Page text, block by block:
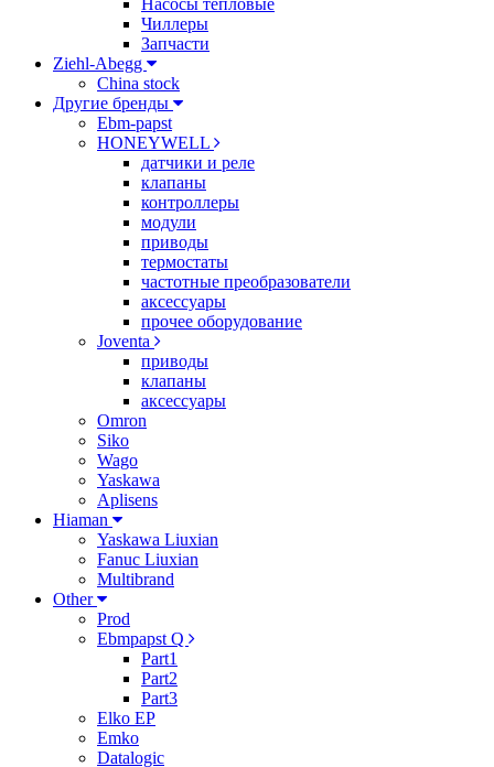
Насосы тепловые
Чиллеры
Запчасти
Ziehl-Abegg
China stock
Другие бренды
Ebm-papst
HONEYWELL
датчики и реле
клапаны
контроллеры
модули
приводы
термостаты
частотные преобразователи
аксессуары
прочее оборудование
Joventa
приводы
клапаны
аксессуары
Omron
Siko
Wago
Yaskawa
Aplisens
Hiaman
Yaskawa Liuxian
Fanuc Liuxian
Multibrand
Other
Prod
Ebmpapst Q
Part1
Part2
Part3
Elko EP
Emko
Datalogic